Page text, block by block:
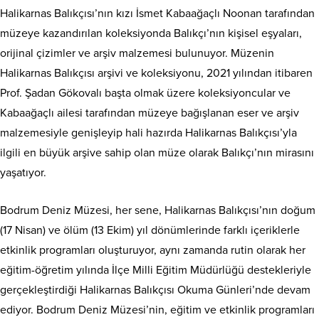
Halikarnas Balıkçısı’nın kızı İsmet Kabaağaçlı Noonan tarafından
müzeye kazandırılan koleksiyonda Balıkçı’nın kişisel eşyaları,
orijinal çizimler ve arşiv malzemesi bulunuyor. Müzenin
Halikarnas Balıkçısı arşivi ve koleksiyonu, 2021 yılından itibaren
Prof. Şadan Gökovalı başta olmak üzere koleksiyoncular ve
Kabaağaçlı ailesi tarafından müzeye bağışlanan eser ve arşiv
malzemesiyle genişleyip hali hazırda Halikarnas Balıkçısı’yla
ilgili en büyük arşive sahip olan müze olarak Balıkçı’nın mirasını
yaşatıyor.
Bodrum Deniz Müzesi, her sene, Halikarnas Balıkçısı’nın doğum
(17 Nisan) ve ölüm (13 Ekim) yıl dönümlerinde farklı içeriklerle
etkinlik programları oluşturuyor, aynı zamanda rutin olarak her
eğitim-öğretim yılında İlçe Milli Eğitim Müdürlüğü destekleriyle
gerçekleştirdiği Halikarnas Balıkçısı Okuma Günleri’nde devam
ediyor. Bodrum Deniz Müzesi’nin, eğitim ve etkinlik programları